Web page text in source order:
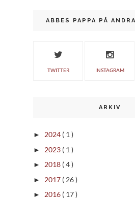
ABBES PAPPA PÅ
TWITTER INSTAGRAM
ARKIV
► 2024 ( 1 )
► 2023 ( 1 )
► 2018 ( 4 )
► 2017 ( 26 )
► 2016 ( 17 )